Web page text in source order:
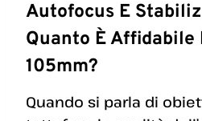
Autofocus E
Quanto È Affidabile
105mm?
Quando si parla di